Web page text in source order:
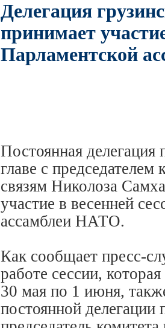
Делегация
принимает
Парламентской
Постоянная делегация
главе с
связям Николоза
участие в весенней
ассамблеи НАТО.
Как сообщает пресс-
работе сессии,
30 мая по 1 июня,
постоянной делегации